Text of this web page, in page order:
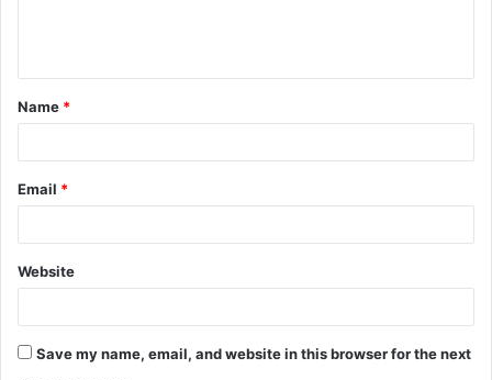
t
*
Name *
Email *
Website
Save my name, email, and website in this browser for the next